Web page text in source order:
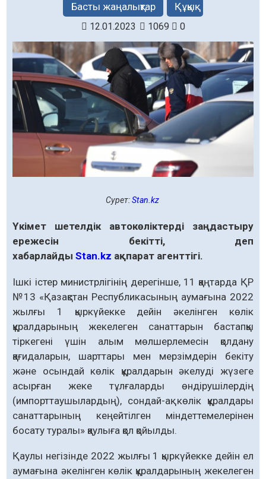
Басты жаңалықтар Құқық
12.01.2023 1069 0
Сурет:Stan.kz
Үкімет шетелдік автокөліктерді заңдастыру
ережесін бекітті, деп
хабарлайдыStan.kz ақпарат агенттігі.
Ішкі істер министрлігінің дерегінше, 11 қаңтарда ҚР
№13 «Қазақстан Республикасының аумағына 2022
жылғы 1 қыркүйекке дейін әкелінген көлік
құралдарының жекелеген санаттарын бастапқы
тіркегені үшін алым мөлшерлемесін қолдану
қағидаларын, шарттары мен мерзімдерін бекіту
және осындай көлік құралдарын әкелуді жүзеге
асырған жеке тұлғаларды өндірушілердің
(импорттаушылардың), сондай-ақ көлік құралдары
санаттарының кеңейтілген міндеттемелерінен
босату туралы» қаулыға қол қойылды.
Қаулы негізінде 2022 жылғы 1 қыркүйекке дейін ел
аумағына әкелінген көлік құралдарының жекелеген